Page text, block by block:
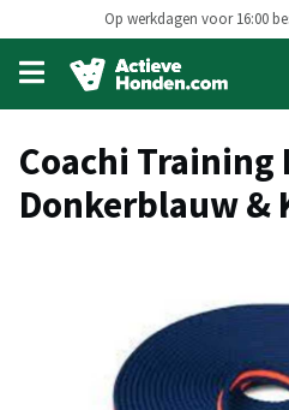
Op werkdagen voor 16:00
Open
main
menu
Coachi Training
Donkerblauw &